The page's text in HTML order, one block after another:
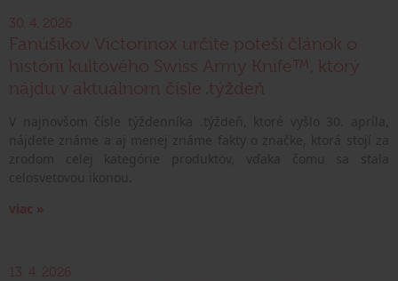
30. 4. 2026
Fanúšikov Victorinox určite poteší článok o
histórii kultového Swiss Army Knife™, ktorý
nájdu v aktuálnom čísle .týždeň
viac »
13. 4. 2026